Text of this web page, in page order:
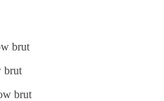
brut
brut
brut